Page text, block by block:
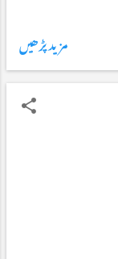
مزید پڑھیں